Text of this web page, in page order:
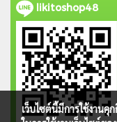
likitoshop48
เว็บไซต์นี้มีการใช้งาน